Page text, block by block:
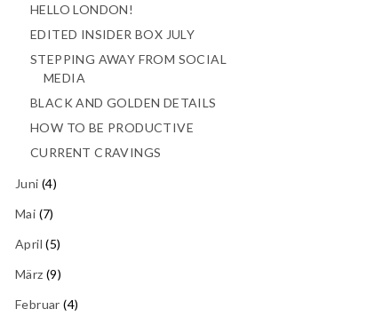
HELLO LONDON!
EDITED INSIDER BOX JULY
STEPPING AWAY FROM SOCIAL
MEDIA
BLACK AND GOLDEN DETAILS
HOW TO BE PRODUCTIVE
CURRENT CRAVINGS
Juni (4)
Mai (7)
April(5)
März (9)
Februar(4)